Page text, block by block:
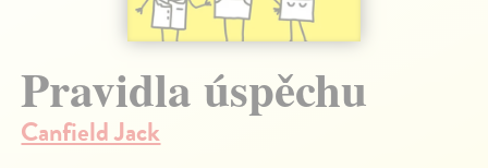
Pravidla úspěchu
Canfield Jack